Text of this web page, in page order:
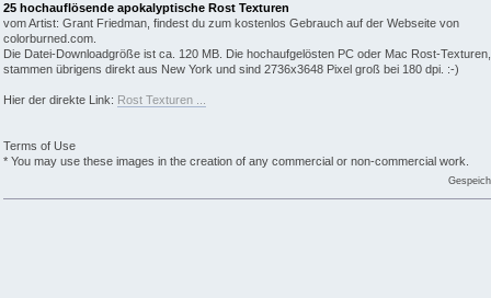
25 hochauflösende apokalyptische Rost Texturen
vom Artist: Grant Friedman, findest du zum kostenlos Gebrauch auf der Webseite von
colorburned.com.
Die Datei-Downloadgröße ist ca. 120 MB. Die hochaufgelösten PC oder Mac Rost-Texturen,
stammen übrigens direkt aus New York und sind 2736x3648 Pixel groß bei 180 dpi. :-)
Hier der direkte Link: Rost Texturen ...
Terms of Use
* You may use these images in the creation of any commercial or non-commercial work.